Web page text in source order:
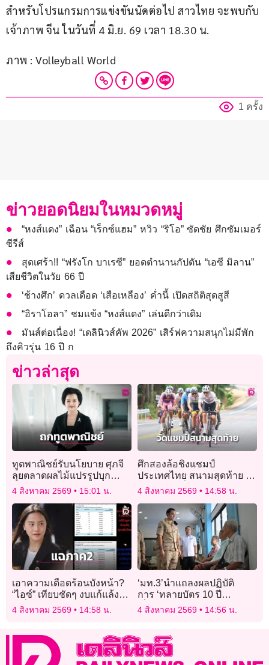
สำหรับโปรแกรมการแข่งขันนัดต่อไป สาวไทย จะพบกับ
เจ้าภาพ จีน ในวันที่ 4 มิ.ย. 69 เวลา 18.30 น.
ภาพ : Volleyball World
1 ครั้ง
ข่าวยอดนิยมในหมวดหมู่
“หงส์แดง” เฉือน “เร็กซ์แฮม” หวิว “ริโอ” ซัดชัย ศึกซัมเมอร์
ซีรีส์
สุดเศร้า!! “ฟรังโก บาเรซี” ยอดตำนานกัปตัน “เอซี มิลาน”
เสียชีวิตในวัย 66 ปี
‘ช้างศึก’ ดวลเดือด ‘เสือเหลือง’ ค่ำนี้ เปิดสถิติสุดสูสี
“อิราโอลา” ชมแข้ง “หงส์แดง” เล่นดีกว่าเดิม
มันส์ต่อเนื่อง! “เดลินิวส์คัพ 2026” เสิร์ฟความสนุกไม่มีพัก
ถึงคิวรุ่น 16 ปี ก
ข่าวล่าสุด
ทูตพาณิชย์รับนโยบาย ศุภจี
ลุยตลาดผลไม้แปรรูปบุก
ตลาดโลก
4 สิงหาคม 2569 15:01 น.
ศึกสองล้อชิงแชมป์
ประเทศไทย สนามสุดท้าย ใช้
ทดสอบนักปั่นทีมชาติ ก่อนไป
4 สิงหาคม 2569 14:58 น.
เอาความเดือดร้อนบังหน้า?
“ไอซ์” เทียบชัดๆ งบแก้แล้ง
เปลี่ยนตามพรรคครอง
4 สิงหาคม 2569 14:58 น.
‘มท.3’นำแถลงผลปฏิบัติ
การ ‘ทลายบัตร 10 ปี
เถื่อน’ บุกจับจนท.เทศบาล
4 สิงหาคม 2569 14:56 น.